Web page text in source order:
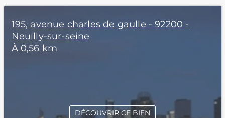
195, avenue charles de gaulle - 92200 -
Neuilly-sur-seine
À 0,56 km
DÉCOUVRIR CE BIEN